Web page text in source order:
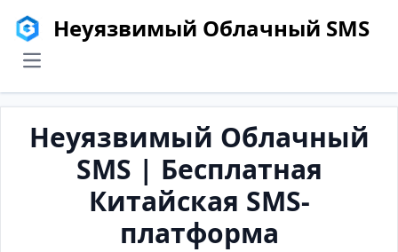
Неуязвимый Облачный SMS
menu
Неуязвимый Облачный
SMS | Бесплатная
Китайская SMS-
платформа